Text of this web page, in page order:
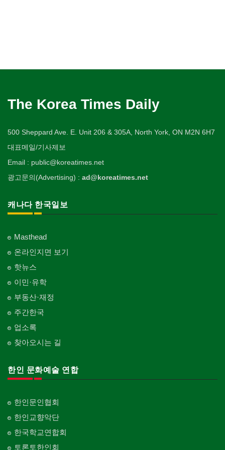
The Korea Times Daily
500 Sheppard Ave. E. Unit 206 & 305A, North York, ON M2N 6H7
대표메일/기사제보
Email : public@koreatimes.net
광고문의(Advertising) : ad@koreatimes.net
캐나다 한국일보
Masthead
온라인지면 보기
핫뉴스
이민·유학
부동산·재정
주간한국
업소록
찾아오시는 길
한인 문화예술 연합
한인문인협회
한인교향악단
한국학교연합회
토론토한인회